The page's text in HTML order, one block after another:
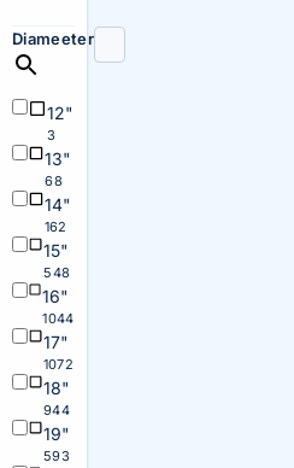
Diameeter
12"
3
13"
68
14"
162
15"
548
16"
1044
17"
1072
18"
944
19"
593